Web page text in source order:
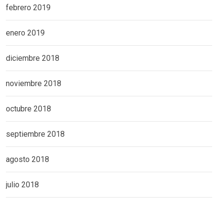
febrero 2019
enero 2019
diciembre 2018
noviembre 2018
octubre 2018
septiembre 2018
agosto 2018
julio 2018